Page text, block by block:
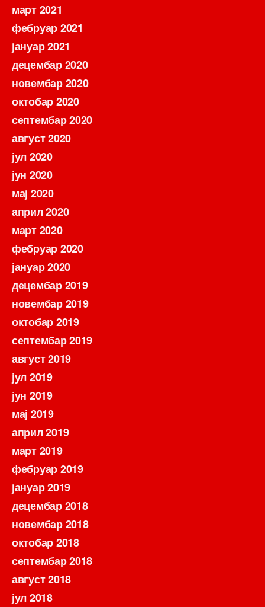
март 2021
фебруар 2021
јануар 2021
децембар 2020
новембар 2020
октобар 2020
септембар 2020
август 2020
јул 2020
јун 2020
мај 2020
април 2020
март 2020
фебруар 2020
јануар 2020
децембар 2019
новембар 2019
октобар 2019
септембар 2019
август 2019
јул 2019
јун 2019
мај 2019
април 2019
март 2019
фебруар 2019
јануар 2019
децембар 2018
новембар 2018
октобар 2018
септембар 2018
август 2018
јул 2018